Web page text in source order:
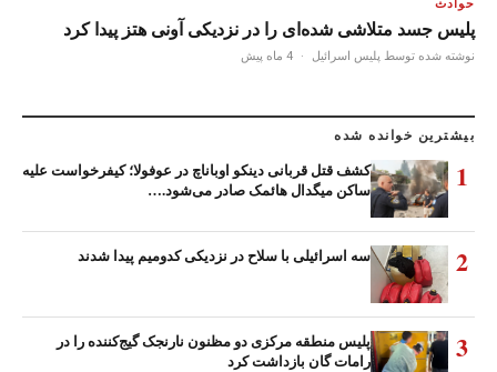
حوادث
پلیس جسد متلاشی شده‌ای را در نزدیکی آونی هتز پیدا کرد
نوشته شده توسط پلیس اسرائیل · 4 ماه پیش
بیشترین خوانده شده
1
کشف قتل قربانی دینکو اوباناچ در عوفولا؛ کیفرخواست علیه
ساکن میگدال هائمک صادر می‌شود.…
2 سه اسرائیلی با سلاح در نزدیکی کدومیم پیدا شدند
3
پلیس منطقه مرکزی دو مظنون نارنجک گیج‌کننده را در
رامات گان بازداشت کرد